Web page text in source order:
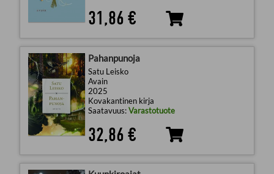
31,86 €
Pahanpunoja
Satu Leisko
Avain
2025
Kovakantinen kirja
Saatavuus:Varastotuote
32,86 €